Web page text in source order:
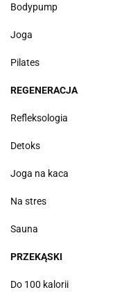
Bodypump
Joga
Pilates
REGENERACJA
Refleksologia
Detoks
Joga na kaca
Na stres
Sauna
PRZEKĄSKI
Do 100 kalorii